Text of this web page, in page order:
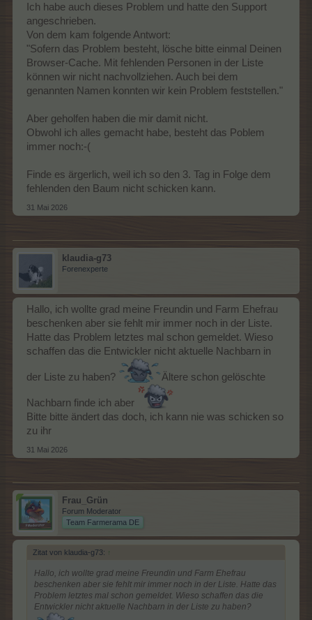
Ich habe auch dieses Problem und hatte den Support
angeschrieben.
Von dem kam folgende Antwort:
"Sofern das Problem besteht, lösche bitte einmal Deinen
Browser-Cache. Mit fehlenden Personen in der Liste
können wir nicht nachvollziehen. Auch bei dem
genannten Namen konnten wir kein Problem feststellen."
Aber geholfen haben die mir damit nicht.
Obwohl ich alles gemacht habe, besteht das Poblem
immer noch:-(
Finde es ärgerlich, weil ich so den 3. Tag in Folge dem
fehlenden den Baum nicht schicken kann.
31 Mai 2026
klaudia-g73
Forenexperte
Hallo, ich wollte grad meine Freundin und Farm Ehefrau
beschenken aber sie fehlt mir immer noch in der Liste.
Hatte das Problem letztes mal schon gemeldet. Wieso
schaffen das die Entwickler nicht aktuelle Nachbarn in
der Liste zu haben? Ältere schon gelöschte
Nachbarn finde ich aber
Bitte bitte ändert das doch, ich kann nie was schicken so
zu ihr
31 Mai 2026
Frau_Grün
Forum Moderator
Team Farmerama DE
Zitat von klaudia-g73: ↑
Hallo, ich wollte grad meine Freundin und Farm Ehefrau
beschenken aber sie fehlt mir immer noch in der Liste. Hatte das
Problem letztes mal schon gemeldet. Wieso schaffen das die
Entwickler nicht aktuelle Nachbarn in der Liste zu haben?